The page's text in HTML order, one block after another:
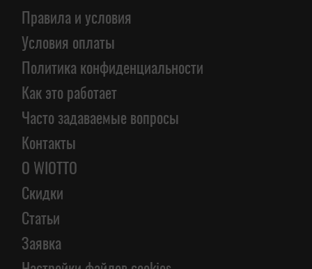
Правила и условия
Условия оплаты
Политика конфиденциальности
Как это работает
Часто задаваемые вопросы
Контакты
О WIOTTO
Скидки
Статьи
Заявка